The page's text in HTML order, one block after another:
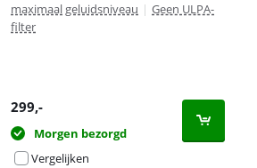
maximaal geluidsniveau | Geen ULPA-
filter
299,-
Morgen bezorgd
Vergelijken